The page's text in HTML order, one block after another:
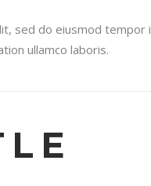
sed do eiusmod tempor
ullamco laboris.